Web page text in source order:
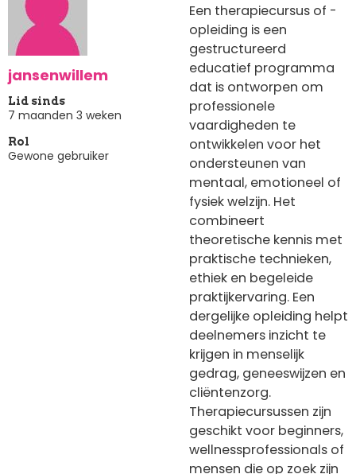
jansenwillem
Lid sinds
7 maanden 3 weken
Rol
Gewone gebruiker
Een therapiecursus of -
opleiding is een
gestructureerd
educatief programma
dat is ontworpen om
professionele
vaardigheden te
ontwikkelen voor het
ondersteunen van
mentaal, emotioneel of
fysiek welzijn. Het
combineert
theoretische kennis met
praktische technieken,
ethiek en begeleide
praktijkervaring. Een
dergelijke opleiding helpt
deelnemers inzicht te
krijgen in menselijk
gedrag, geneeswijzen en
cliëntenzorg.
Therapiecursussen zijn
geschikt voor beginners,
wellnessprofessionals of
mensen die op zoek zijn